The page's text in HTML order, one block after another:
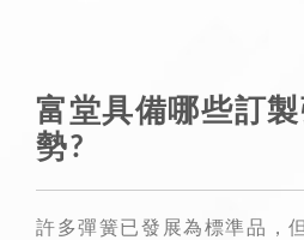
富堂具備哪些訂
勢?
許多彈簧已發展為標準品，